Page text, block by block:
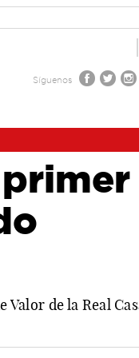
Síguenos
primer
de la Real